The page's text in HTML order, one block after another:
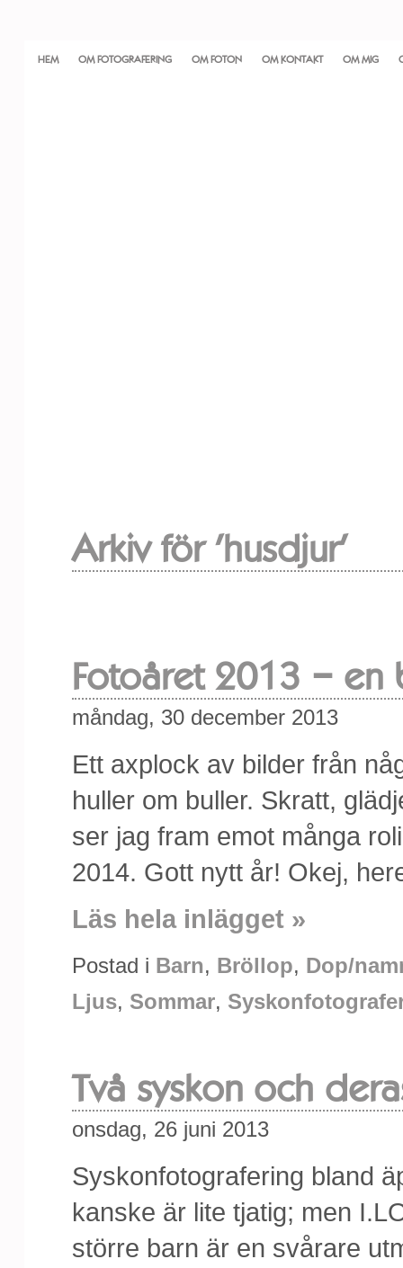
HEM OM FOTOGRAFERING OM FOTON OM KONTAKT OM MIG
Arkiv för 'husdjur'
Fotoåret 2013 – en
måndag, 30 december 2013
Ett axplock av bilder från
huller om buller. Skratt,
ser jag fram emot många
2014. Gott nytt år! Okej,
Läs hela inlägget »
Postad i Barn, Bröllop, Dop/
Ljus, Sommar,
Två syskon och
onsdag, 26 juni 2013
Syskonfotografering bland
kanske är lite tjatig; men
större barn är en svårare